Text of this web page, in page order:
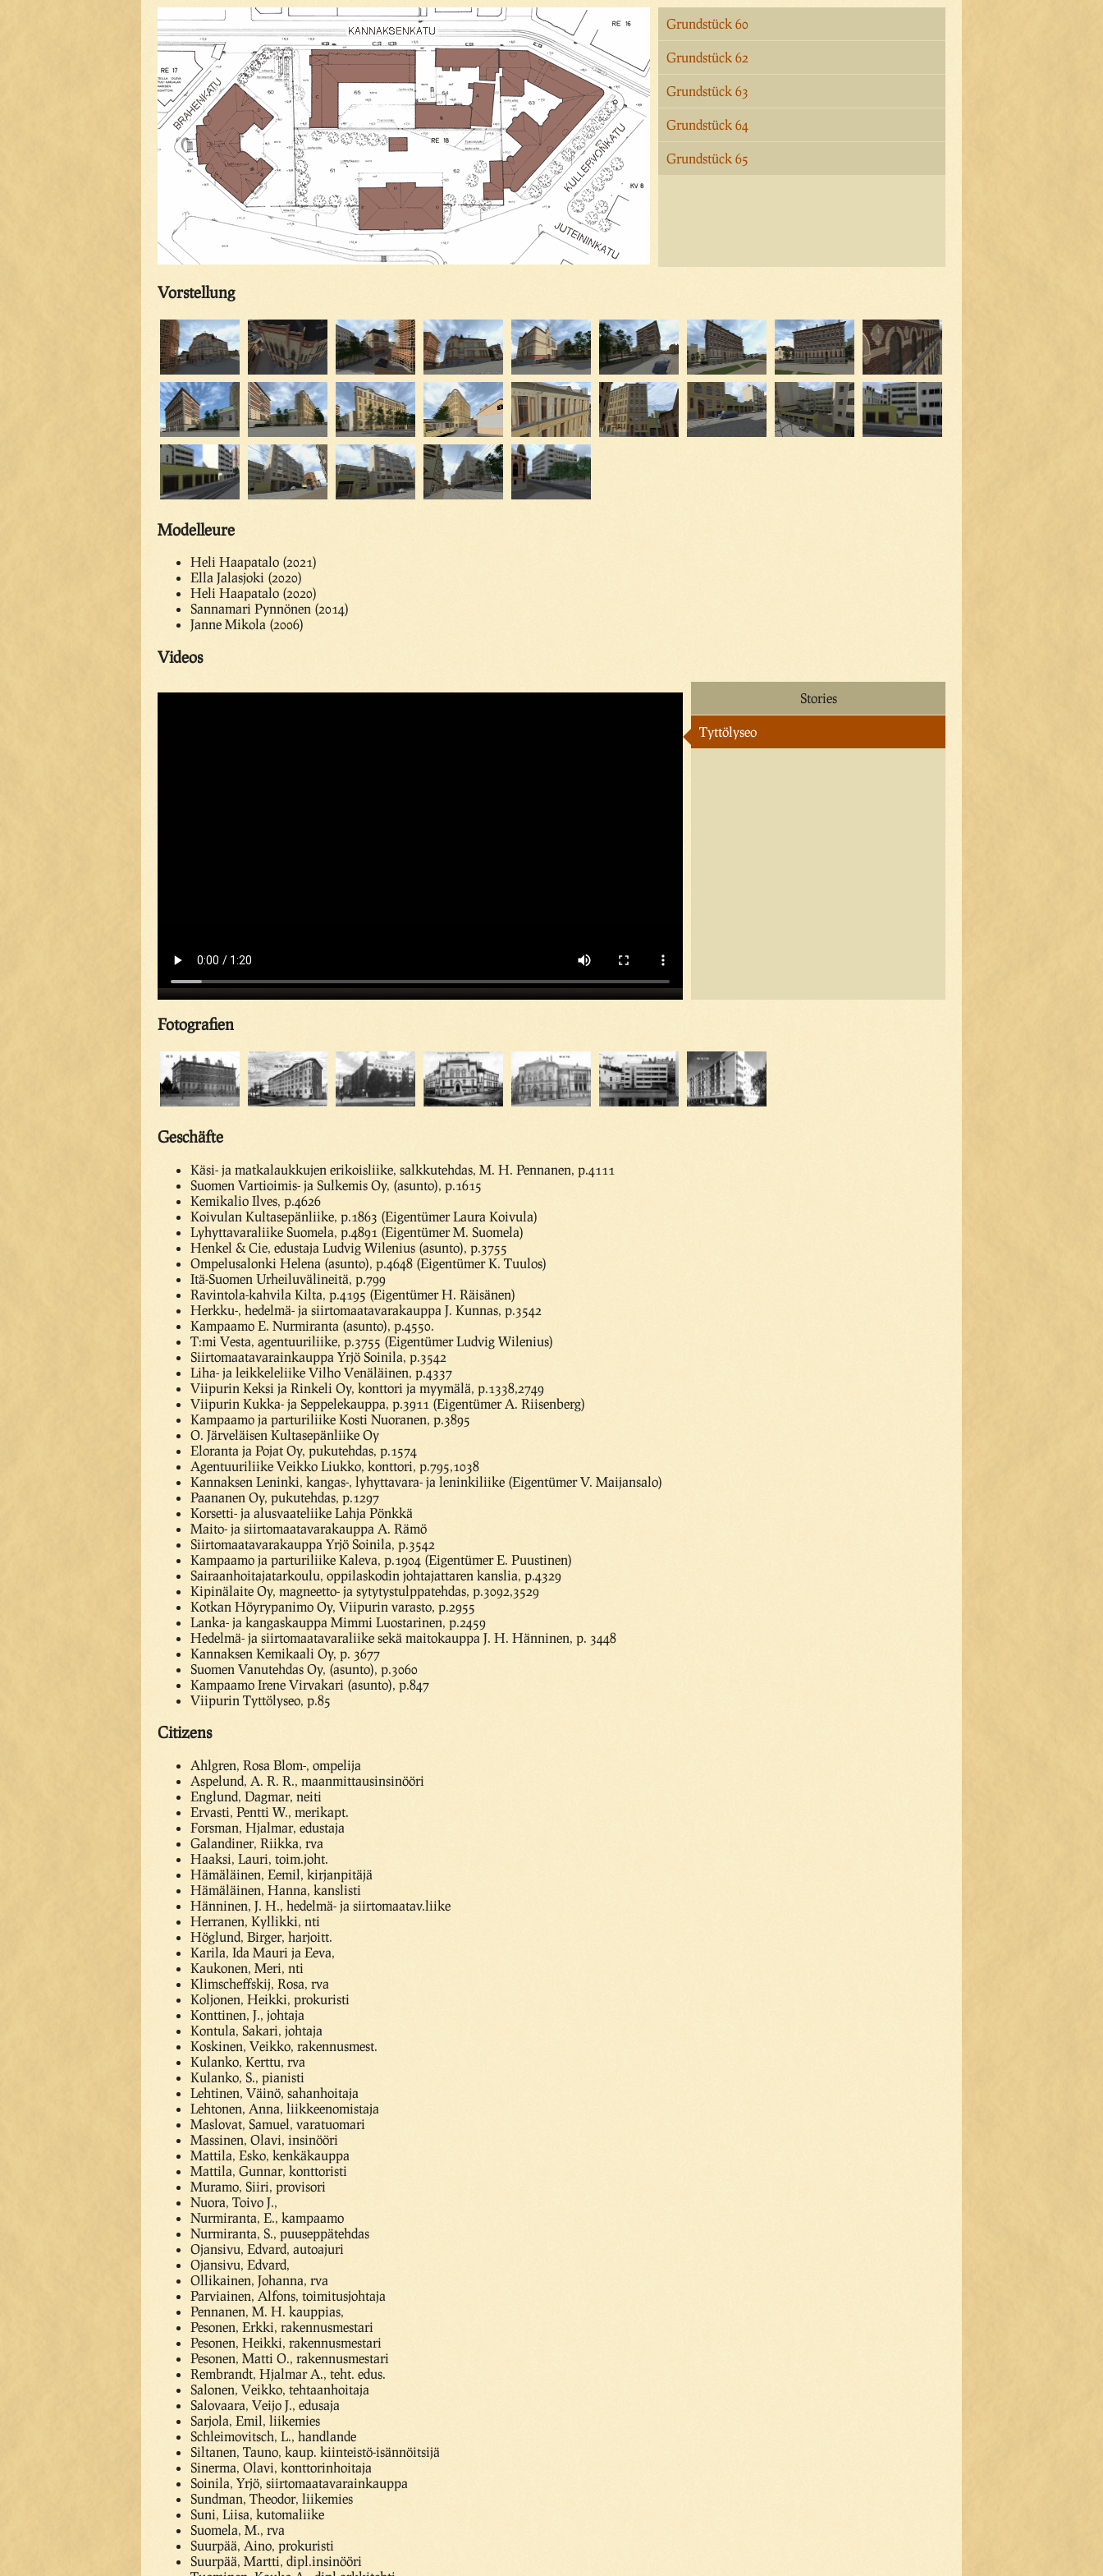
Grundstück 60
Grundstück 62
Grundstück 63
Grundstück 64
Grundstück 65
Vorstellung
Modelleure
Heli Haapatalo (2021)
Ella Jalasjoki (2020)
Heli Haapatalo (2020)
Sannamari Pynnönen (2014)
Janne Mikola (2006)
Videos
Stories
Tyttölyseo
Fotografien
Geschäfte
Käsi- ja matkalaukkujen erikoisliike, salkkutehdas, M. H. Pennanen, p.4111
Suomen Vartioimis- ja Sulkemis Oy, (asunto), p.1615
Kemikalio Ilves, p.4626
Koivulan Kultasepänliike, p.1863 (Eigentümer Laura Koivula)
Lyhyttavaraliike Suomela, p.4891 (Eigentümer M. Suomela)
Henkel & Cie, edustaja Ludvig Wilenius (asunto), p.3755
Ompelusalonki Helena (asunto), p.4648 (Eigentümer K. Tuulos)
Itä-Suomen Urheiluvälineitä, p.799
Ravintola-kahvila Kilta, p.4195 (Eigentümer H. Räisänen)
Herkku-, hedelmä- ja siirtomaatavarakauppa J. Kunnas, p.3542
Kampaamo E. Nurmiranta (asunto), p.4550.
T:mi Vesta, agentuuriliike, p.3755 (Eigentümer Ludvig Wilenius)
Siirtomaatavarainkauppa Yrjö Soinila, p.3542
Liha- ja leikkeleliike Vilho Venäläinen, p.4337
Viipurin Keksi ja Rinkeli Oy, konttori ja myymälä, p.1338,2749
Viipurin Kukka- ja Seppelekauppa, p.3911 (Eigentümer A. Riisenberg)
Kampaamo ja parturiliike Kosti Nuoranen, p.3895
O. Järveläisen Kultasepänliike Oy
Eloranta ja Pojat Oy, pukutehdas, p.1574
Agentuuriliike Veikko Liukko, konttori, p.795,1038
Kannaksen Leninki, kangas-, lyhyttavara- ja leninkiliike (Eigentümer V. Maijansalo)
Paananen Oy, pukutehdas, p.1297
Korsetti- ja alusvaateliike Lahja Pönkkä
Maito- ja siirtomaatavarakauppa A. Rämö
Siirtomaatavarakauppa Yrjö Soinila, p.3542
Kampaamo ja parturiliike Kaleva, p.1904 (Eigentümer E. Puustinen)
Sairaanhoitajatarkoulu, oppilaskodin johtajattaren kanslia, p.4329
Kipinälaite Oy, magneetto- ja sytytystulppatehdas, p.3092,3529
Kotkan Höyrypanimo Oy, Viipurin varasto, p.2955
Lanka- ja kangaskauppa Mimmi Luostarinen, p.2459
Hedelmä- ja siirtomaatavaraliike sekä maitokauppa J. H. Hänninen, p. 3448
Kannaksen Kemikaali Oy, p. 3677
Suomen Vanutehdas Oy, (asunto), p.3060
Kampaamo Irene Virvakari (asunto), p.847
Viipurin Tyttölyseo, p.85
Citizens
Ahlgren, Rosa Blom-, ompelija
Aspelund, A. R. R., maanmittausinsinööri
Englund, Dagmar, neiti
Ervasti, Pentti W., merikapt.
Forsman, Hjalmar, edustaja
Galandiner, Riikka, rva
Haaksi, Lauri, toim.joht.
Hämäläinen, Eemil, kirjanpitäjä
Hämäläinen, Hanna, kanslisti
Hänninen, J. H., hedelmä- ja siirtomaatav.liike
Herranen, Kyllikki, nti
Höglund, Birger, harjoitt.
Karila, Ida Mauri ja Eeva,
Kaukonen, Meri, nti
Klimscheffskij, Rosa, rva
Koljonen, Heikki, prokuristi
Konttinen, J., johtaja
Kontula, Sakari, johtaja
Koskinen, Veikko, rakennusmest.
Kulanko, Kerttu, rva
Kulanko, S., pianisti
Lehtinen, Väinö, sahanhoitaja
Lehtonen, Anna, liikkeenomistaja
Maslovat, Samuel, varatuomari
Massinen, Olavi, insinööri
Mattila, Esko, kenkäkauppa
Mattila, Gunnar, konttoristi
Muramo, Siiri, provisori
Nuora, Toivo J.,
Nurmiranta, E., kampaamo
Nurmiranta, S., puuseppätehdas
Ojansivu, Edvard, autoajuri
Ojansivu, Edvard,
Ollikainen, Johanna, rva
Parviainen, Alfons, toimitusjohtaja
Pennanen, M. H. kauppias,
Pesonen, Erkki, rakennusmestari
Pesonen, Heikki, rakennusmestari
Pesonen, Matti O., rakennusmestari
Rembrandt, Hjalmar A., teht. edus.
Salonen, Veikko, tehtaanhoitaja
Salovaara, Veijo J., edusaja
Sarjola, Emil, liikemies
Schleimovitsch, L., handlande
Siltanen, Tauno, kaup. kiinteistö-isännöitsijä
Sinerma, Olavi, konttorinhoitaja
Soinila, Yrjö, siirtomaatavarainkauppa
Sundman, Theodor, liikemies
Suni, Liisa, kutomaliike
Suomela, M., rva
Suurpää, Aino, prokuristi
Suurpää, Martti, dipl.insinööri